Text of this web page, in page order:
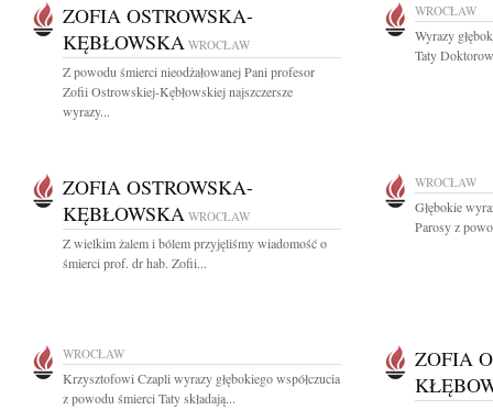
ZOFIA OSTROWSKA-
KĘBŁOWSKA WROCŁAW
Z powodu śmierci nieodżałowanej Pani profesor
Zofii Ostrowskiej-Kębłowskiej najszczersze
wyrazy...
WROCŁAW
Wyrazy
Taty
ZOFIA OSTROWSKA-
KĘBŁOWSKA WROCŁAW
Z wielkim żalem i bólem przyjęliśmy wiadomość o
śmierci prof. dr hab. Zofii...
WROCŁAW
Głębokie
Parosy z
WROCŁAW
Krzysztofowi Czapli wyrazy głębokiego współczucia
z powodu śmierci Taty składają...
ZOFIA